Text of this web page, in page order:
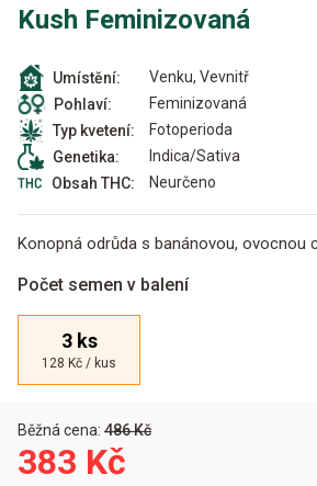
Kush Feminizovaná
Umístění:
Venku, Vevnitř
Pohlaví:
Feminizovaná
Typ kvetení:
Fotoperioda
Genetika:
Indica/Sativa
Obsah THC:
Neurčeno
Konopná odrůda s banánovou, ovocnou
Počet semen v balení
3 ks
128 Kč / kus
Běžná cena: 486 Kč
383 Kč